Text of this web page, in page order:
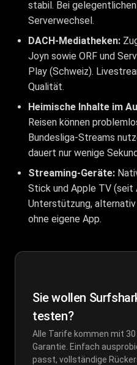
stabil. Bei
Serverwechsel.
DACH-Mediatheken:
Joyn sowie ORF und
Play (Schweiz).
Qualität.
Heimische Inhalte im
Reisen können
Bundesliga-Streams
dauert nur wenige
Streaming-Geräte:
Stick und Apple TV (seit
Unterstützung,
ohne eigene App.
Sie wollen
testen?
Alle Tarife kommen mit
Garantie. Einfach
passt, vollständige